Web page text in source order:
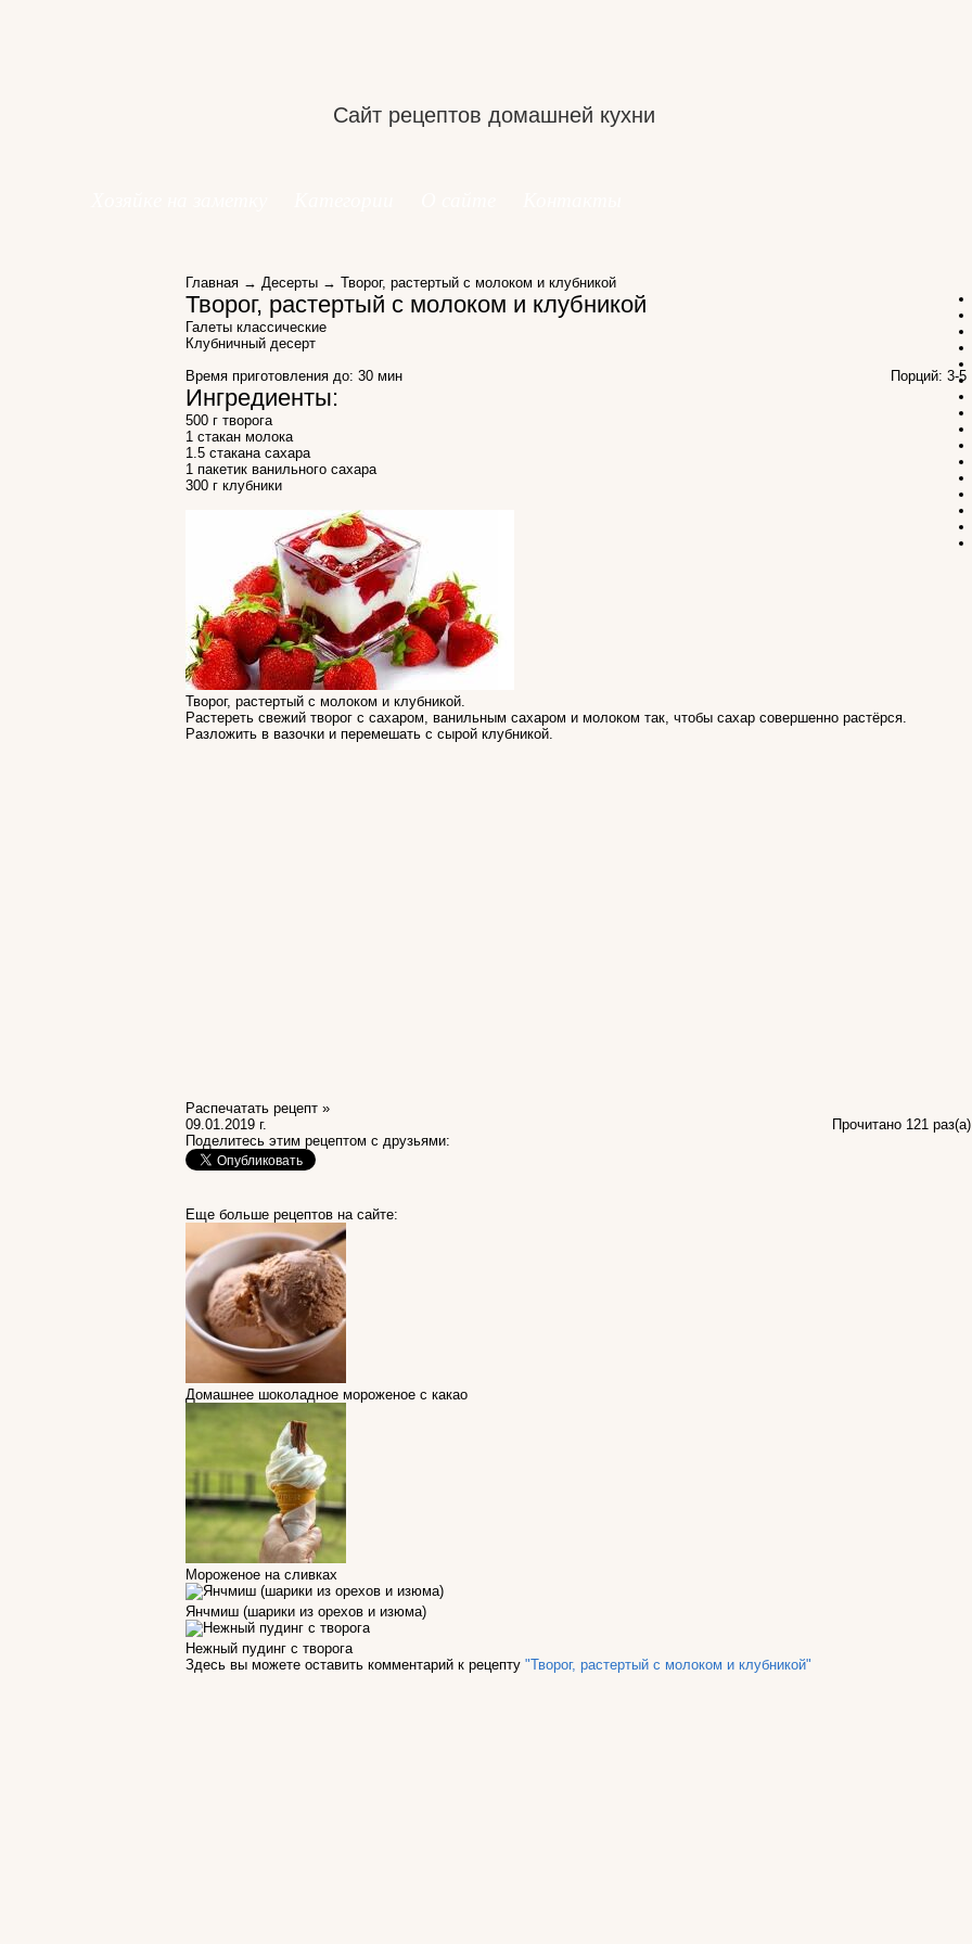
Сайт рецептов домашней кухни
Главная→ Десерты→ Творог, растертый с молоком и клубникой
Творог, растертый с молоком и клубникой
Галеты классические
Клубничный десерт
Время приготовления до: 30 мин Порций: 3-
Ингредиенты:
500 г творога
1 стакан молока
1.5 стакана сахара
1 пакетик ванильного сахара
300 г клубники
Творог, растертый с молоком и клубникой.
Растереть свежий творог с сахаром, ванильным сахаром и молоком так, чтобы сахар совершенно растёрся.
Разложить в вазочки и перемешать с сырой клубникой.
Распечатать рецепт »
09.01.2019 г.
Прочитано 121
Поделитесь этим рецептом с друзьями:
Еще больше рецептов на сайте:
Домашнее шоколадное мороженое с какао
Мороженое на сливках
Янчмиш (шарики из орехов и изюма)
Нежный пудинг с творога
Здесь вы можете оставить комментарий к рецепту "Творог, растертый с молоком и клубникой"